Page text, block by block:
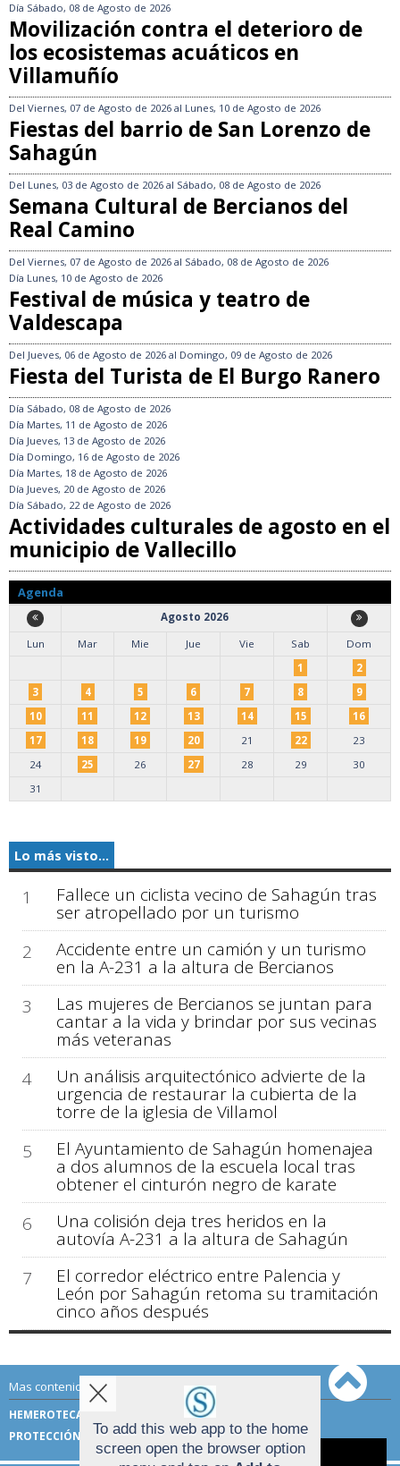
Día Sábado, 08 de Agosto de 2026
Movilización contra el deterioro de
los ecosistemas acuáticos en
Villamuñío
Del Viernes, 07 de Agosto de 2026 al Lunes, 10 de Agosto de 2026
Fiestas del barrio de San Lorenzo de
Sahagún
Del Lunes, 03 de Agosto de 2026 al Sábado, 08 de Agosto de 2026
Semana Cultural de Bercianos del
Real Camino
Del Viernes, 07 de Agosto de 2026 al Sábado, 08 de Agosto de 2026
Día Lunes, 10 de Agosto de 2026
Festival de música y teatro de
Valdescapa
Del Jueves, 06 de Agosto de 2026 al Domingo, 09 de Agosto de 2026
Fiesta del Turista de El Burgo Ranero
Día Sábado, 08 de Agosto de 2026
Día Martes, 11 de Agosto de 2026
Día Jueves, 13 de Agosto de 2026
Día Domingo, 16 de Agosto de 2026
Día Martes, 18 de Agosto de 2026
Día Jueves, 20 de Agosto de 2026
Día Sábado, 22 de Agosto de 2026
Actividades culturales de agosto en el
municipio de Vallecillo
Agenda
Agosto 2026
Lun
Mar Mie Jue Vie Sab
Dom
1
2
3
4 5 6 7 8
9
10
11 12 13 14 15
16
17
18 19 20 21 22
23
24
25 26 27 28 29
30
31
Lo más visto...
1 Fallece un ciclista vecino de Sahagún tras
ser atropellado por un turismo
2
Accidente entre un camión y un turismo
en la A-231 a la altura de Bercianos
3
Las mujeres de Bercianos se juntan para
cantar a la vida y brindar por sus vecinas
más veteranas
4
Un análisis arquitectónico advierte de la
urgencia de restaurar la cubierta de la
torre de la iglesia de Villamol
5
El Ayuntamiento de Sahagún homenajea
a dos alumnos de la escuela local tras
obtener el cinturón negro de karate
6
Una colisión deja tres heridos en la
autovía A-231 a la altura de Sahagún
7
El corredor eléctrico entre Palencia y
León por Sahagún retoma su tramitación
cinco años después
Mas contenido de Sahagún Digital:
HEMEROTECA
TÉRMINOS DE USO
PROTECCIÓN DE DATOSTo add this web app to the home
screen open the browser option
Aviso sobre el Uso de cookies: